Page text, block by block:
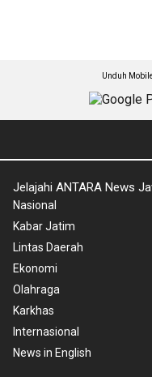
Unduh
Jelajahi ANTARA News
Nasional
Kabar Jatim
Lintas Daerah
Ekonomi
Olahraga
Karkhas
Internasional
News in English